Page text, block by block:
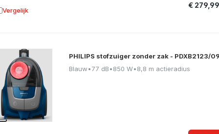
€ 279,99
Vergelijk aan vergelijking
PHILIPS stofzuiger zonder zak - PDXB2123/
Blauw•77 dB•850 W•8,8 m actieradius